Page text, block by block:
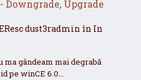
Upgrade
dust3radmin în In
ma gândeam mai degrabă
pe winCE 6.0...